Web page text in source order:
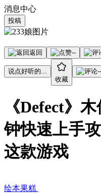
消息中心
投稿
返回 --
说点好听的...
收藏
--
《Defect》
钟快速上手
这款游戏
绘本果糕